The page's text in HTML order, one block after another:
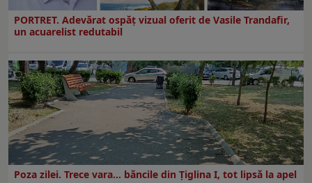
PORTRET. Adevărat ospăț vizual oferit de Vasile Trandafir,
un acuarelist redutabil
Poza zilei. Trece vara… băncile din Ţiglina I, tot lipsă la apel